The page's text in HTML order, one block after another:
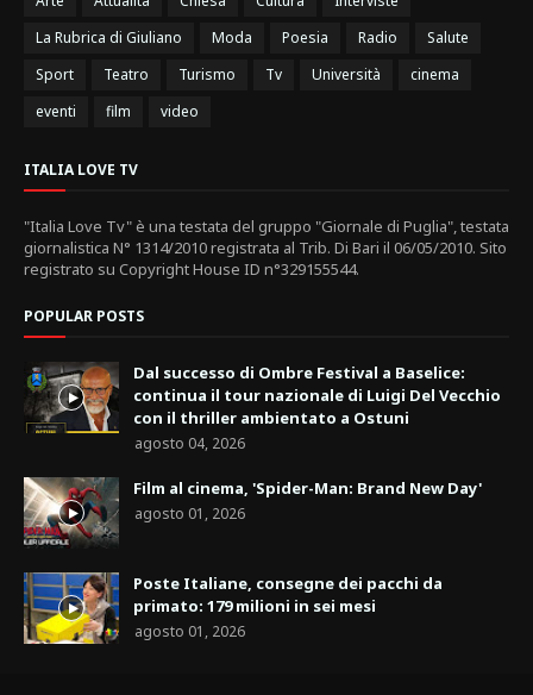
La Rubrica di Giuliano
Moda Poesia Radio
Salute
Sport
Teatro Turismo Tv Università
cinema
eventi
film video
ITALIA LOVE TV
"Italia Love Tv" è una testata del gruppo "Giornale di Puglia", testata
giornalistica N° 1314/2010 registrata al Trib. Di Bari il 06/05/2010. Sito
registrato su Copyright House ID n°329155544.
POPULAR POSTS
Dal successo di Ombre Festival a Baselice:
continua il tour nazionale di Luigi Del Vecchio
con il thriller ambientato a Ostuni
agosto 04, 2026
Film al cinema, 'Spider-Man: Brand New Day'
agosto 01, 2026
Poste Italiane, consegne dei pacchi da
primato: 179 milioni in sei mesi
agosto 01, 2026